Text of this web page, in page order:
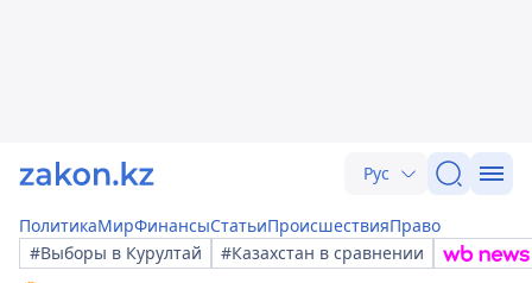
Рус
ПолитикаМирФинансыСтатьиПроисшествияПраво
#Выборы в Курултай
#Казахстан в сравнении